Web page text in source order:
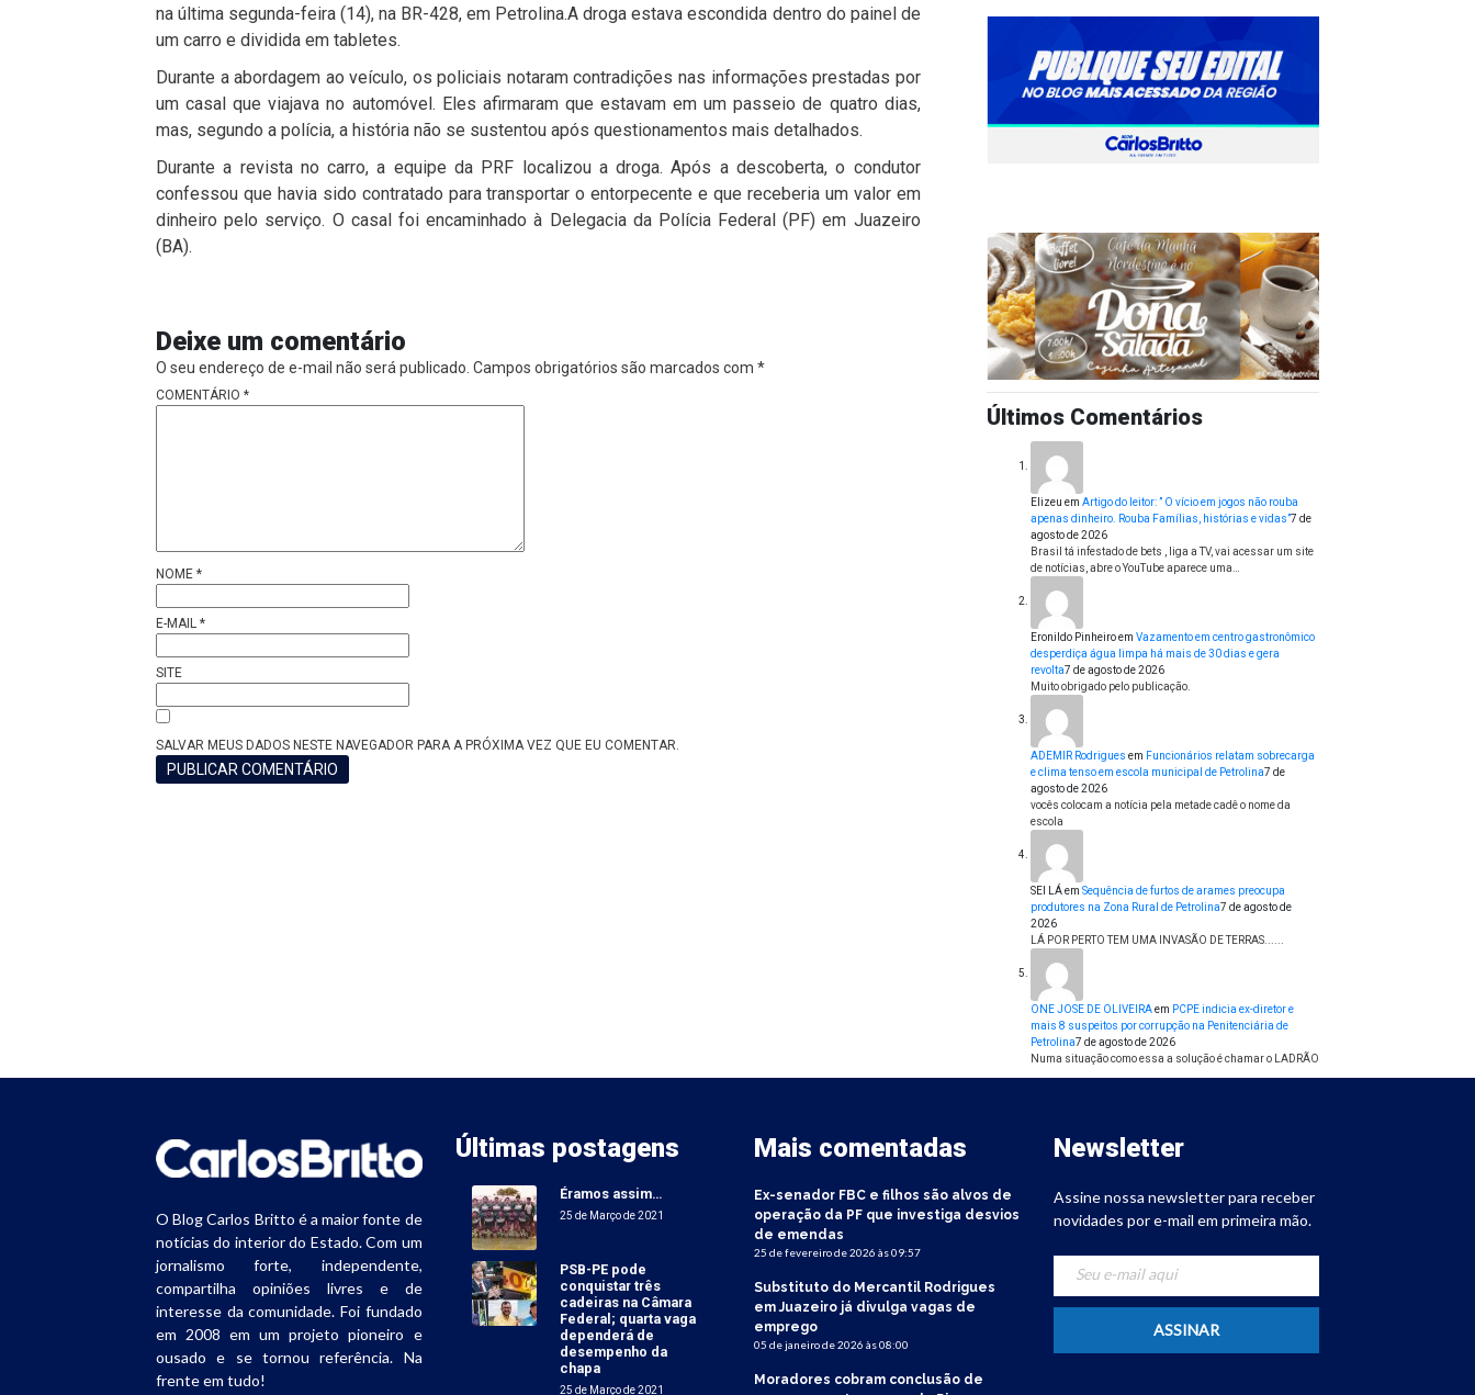
na última segunda-feira (14), na BR-428, em Petrolina.A droga estava escondida dentro do painel de
um carro e dividida em tabletes.
Durante a abordagem ao veículo, os policiais notaram contradições nas informações prestadas por
um casal que viajava no automóvel. Eles afirmaram que estavam em um passeio de quatro dias,
mas, segundo a polícia, a história não se sustentou após questionamentos mais detalhados.
Durante a revista no carro, a equipe da PRF localizou a droga. Após a descoberta, o condutor
confessou que havia sido contratado para transportar o entorpecente e que receberia um valor em
dinheiro pelo serviço. O casal foi encaminhado à Delegacia da Polícia Federal (PF) em Juazeiro
(BA).
Deixe um comentário
O seu endereço de e-mail não será publicado. Campos obrigatórios são marcados com *
COMENTÁRIO *
NOME *
E-MAIL *
SITE
SALVAR MEUS DADOS NESTE NAVEGADOR PARA A PRÓXIMA VEZ QUE EU COMENTAR.
Últimos Comentários
Elizeu em Artigo do leitor: ” O vício em jogos não rouba
apenas dinheiro. Rouba Famílias, histórias e vidas”7 de
agosto de 2026
Brasil tá infestado de bets , liga a TV, vai acessar um site
de notícias, abre o YouTube aparece uma…
Eronildo Pinheiroem Vazamento em centro gastronômico
desperdiça água limpa há mais de 30 dias e gera
revolta7 de agosto de 2026
Muito obrigado pelo publicação.
ADEMIR Rodrigues em Funcionários relatam sobrecarga
e clima tenso em escola municipal de Petrolina7 de
agosto de 2026
vocês colocam a notícia pela metade cadê o nome da
escola
SEI LÁem Sequência de furtos de arames preocupa
produtores na Zona Rural de Petrolina7 de agosto de
2026
LÁ POR PERTO TEM UMA INVASÃO DE TERRAS......
ONE JOSE DE OLIVEIRAem PCPE indicia ex-diretor e
mais 8 suspeitos por corrupção na Penitenciária de
Petrolina7 de agosto de 2026
Numa situação como essa a solução é chamar o LADRÃO
O Blog Carlos Britto é a maior fonte de
notícias do interior do Estado. Com um
jornalismo forte, independente,
compartilha opiniões livres e de
interesse da comunidade. Foi fundado
em 2008 em um projeto pioneiro e
ousado e se tornou referência. Na
frente em tudo!
Últimas postagens
Éramos assim…
25 de Março de 2021
PSB-PE pode
conquistar três
cadeiras na Câmara
Federal; quarta vaga
dependerá de
desempenho da
chapa
25 de Março de 2021
Mais comentadas
Ex-senador FBC e filhos são alvos de
operação da PF que investiga desvios
de emendas
25 de fevereiro de 2026 às 09:57
Substituto do Mercantil Rodrigues
em Juazeiro já divulga vagas de
emprego
05 de janeiro de 2026 às 08:00
Moradores cobram conclusão de
Newsletter
Assine nossa newsletter para receber
novidades por e-mail em primeira mão.